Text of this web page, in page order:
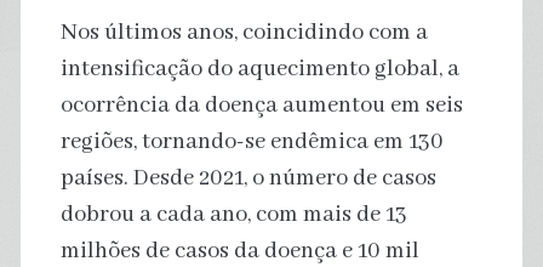
Nos últimos anos, coincidindo com a
intensificação do aquecimento global, a
ocorrência da doença aumentou em seis
regiões, tornando-se endêmica em 130
países. Desde 2021, o número de casos
dobrou a cada ano, com mais de 13
milhões de casos da doença e 10 mil